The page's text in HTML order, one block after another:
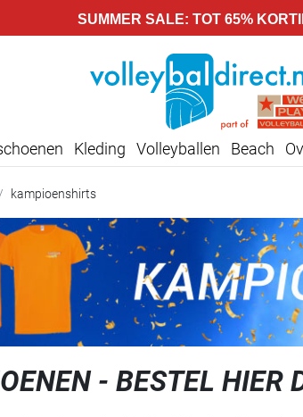
SUMMER SALE: TOT 65%
Kleding Volleyballen Beach
kampioenshirts
- BESTEL HIER